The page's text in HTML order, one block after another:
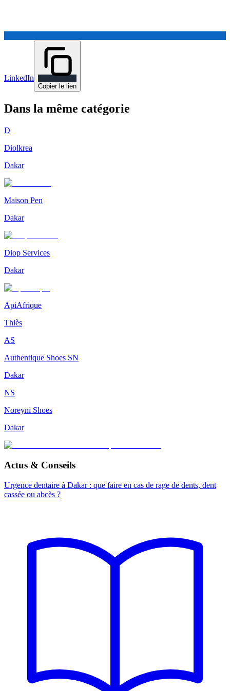
LinkedIn
Copier le lien
Dans la même catégorie
D
Diolkrea
Dakar
Maison Pen
Dakar
Diop Services
Dakar
ApiAfrique
Thiès
AS
Authentique Shoes SN
Dakar
NS
Noreyni Shoes
Dakar
Actus & Conseils
Urgence dentaire à Dakar : que faire en cas de rage de dents, dent
cassée ou abcès ?